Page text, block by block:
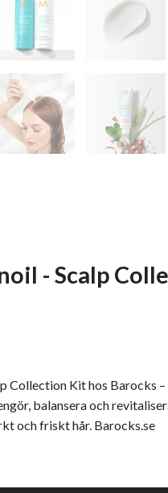
- Scalp
Collection Kit hos Barocks
balansera och
och friskt hår. Barocks.se